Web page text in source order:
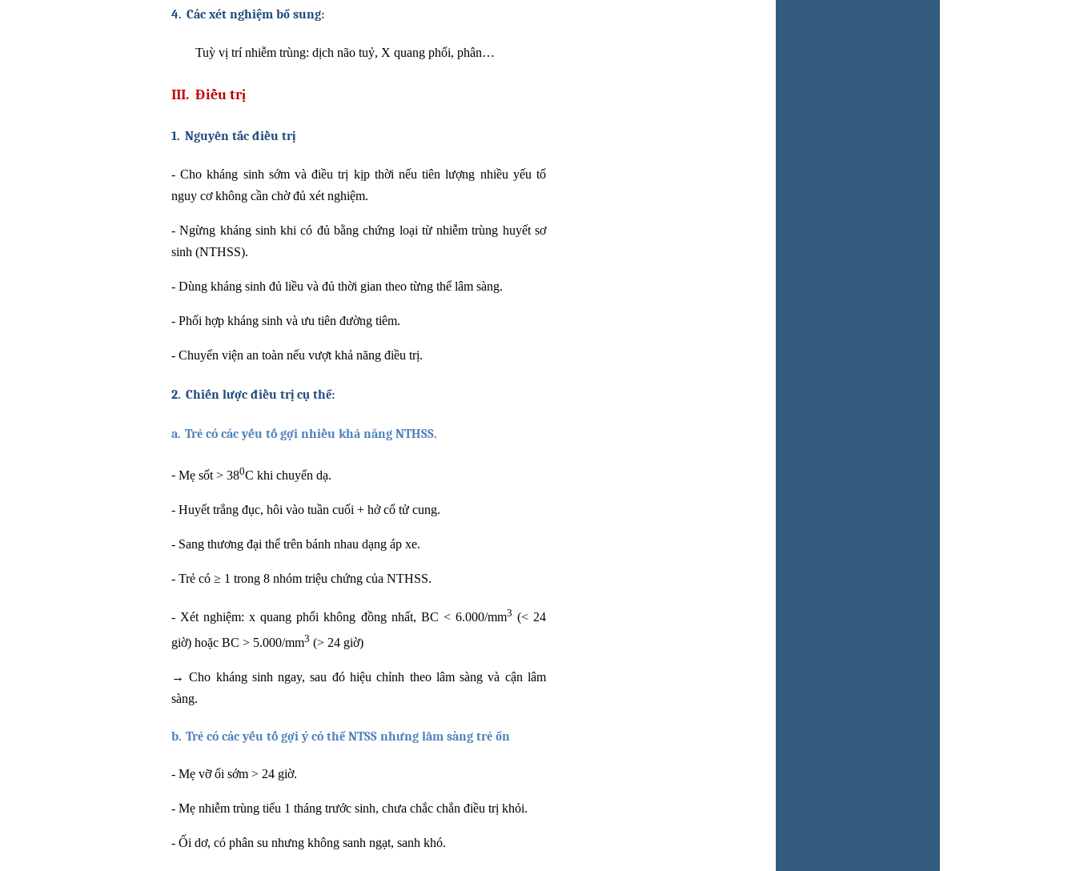
4. Các xét nghiệm bổ sung:
Tuỳ vị trí nhiễm trùng: dịch não tuỷ, X quang phổi, phân…
III. Điều trị
1. Nguyên tắc điều trị
- Cho kháng sinh sớm và điều trị kịp thời nếu tiên lượng nhiều yếu tố
nguy cơ không cần chờ đủ xét nghiệm.
- Ngừng kháng sinh khi có đủ bằng chứng loại từ nhiễm trùng huyết sơ
sinh (NTHSS).
- Dùng kháng sinh đủ liều và đủ thời gian theo từng thể lâm sàng.
- Phối hợp kháng sinh và ưu tiên đường tiêm.
- Chuyển viện an toàn nếu vượt khả năng điều trị.
2. Chiến lược điều trị cụ thể:
a. Trẻ có các yếu tố gợi nhiều khả năng NTHSS.
- Mẹ sốt > 380C khi chuyển dạ.
- Huyết trắng đục, hôi vào tuần cuối + hở cổ tử cung.
- Sang thương đại thể trên bánh nhau dạng áp xe.
- Trẻ có ≥ 1 trong 8 nhóm triệu chứng của NTHSS.
- Xét nghiệm: x quang phổi không đồng nhất, BC < 6.000/mm3 (< 24
giờ) hoặc BC > 5.000/mm3 (> 24 giờ)
→Cho kháng sinh ngay, sau đó hiệu chỉnh theo lâm sàng và cận lâm
sàng.
b. Trẻ có các yếu tố gợi ý có thể NTSS nhưng lâm sàng trẻ ổn
- Mẹ vỡ ối sớm > 24 giờ.
- Mẹ nhiễm trùng tiểu 1 tháng trước sinh, chưa chắc chắn điều trị khỏi.
- Ối dơ, có phân su nhưng không sanh ngạt, sanh khó.